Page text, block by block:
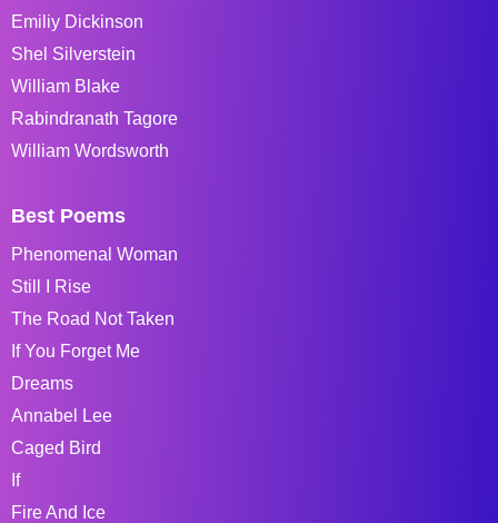
Emiliy Dickinson
Shel Silverstein
William Blake
Rabindranath Tagore
William Wordsworth
Best Poems
Phenomenal Woman
Still I Rise
The Road Not Taken
If You Forget Me
Dreams
Annabel Lee
Caged Bird
If
Fire And Ice